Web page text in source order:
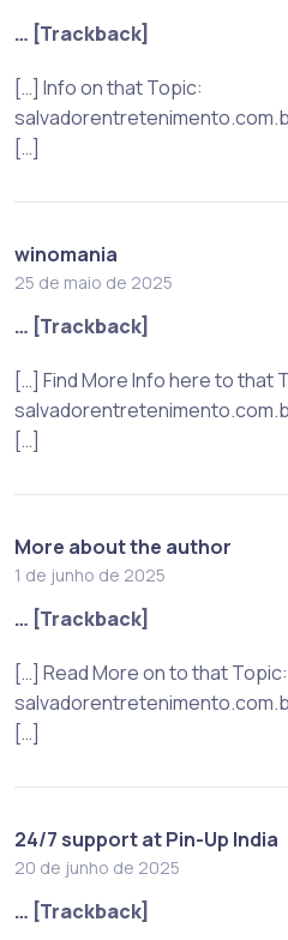
… [Trackback]
[…] Info on that Topic:
[…]
winomania
25 de maio de 2025
… [Trackback]
[…] Find More Info here to that
[…]
More about the author
1 de junho de 2025
… [Trackback]
[…] Read More on to that Topic:
[…]
24/7 support at Pin-Up India
20 de junho de 2025
… [Trackback]